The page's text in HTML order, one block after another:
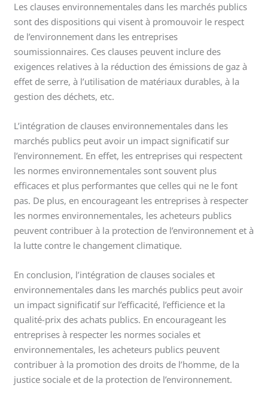
Les clauses environnementales dans les marchés publics
sont des dispositions qui visent à promouvoir le respect
de l’environnement dans les entreprises
soumissionnaires. Ces clauses peuvent inclure des
exigences relatives à la réduction des émissions de gaz à
effet de serre, à l’utilisation de matériaux durables, à la
gestion des déchets, etc.
L’intégration de clauses environnementales dans les
marchés publics peut avoir un impact significatif sur
l’environnement. En effet, les entreprises qui respectent
les normes environnementales sont souvent plus
efficaces et plus performantes que celles qui ne le font
pas. De plus, en encourageant les entreprises à respecter
les normes environnementales, les acheteurs publics
peuvent contribuer à la protection de l’environnement et à
la lutte contre le changement climatique.
En conclusion, l’intégration de clauses sociales et
environnementales dans les marchés publics peut avoir
un impact significatif sur l’efficacité, l’efficience et la
qualité-prix des achats publics. En encourageant les
entreprises à respecter les normes sociales et
environnementales, les acheteurs publics peuvent
contribuer à la promotion des droits de l’homme, de la
justice sociale et de la protection de l’environnement.